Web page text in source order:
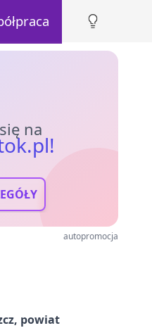
na
autopromocja
powiat